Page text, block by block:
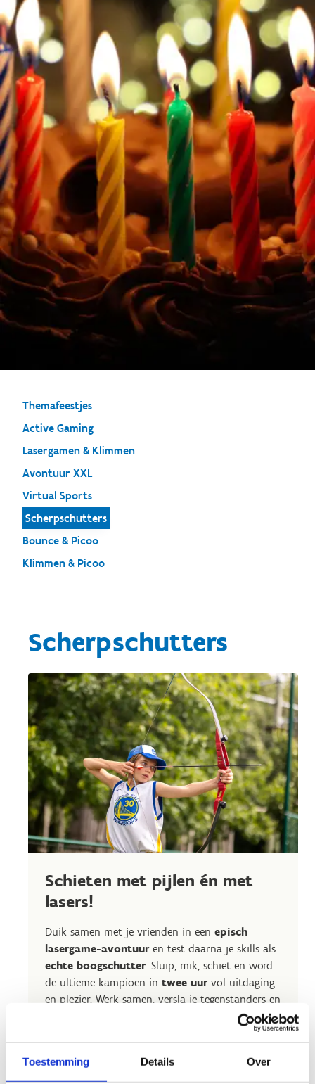
Toestemming Details Over
Themafeestjes
Active Gaming
Lasergamen & Klimmen
Avontuur XXL
Virtual Sports
Scherpschutters
Bounce & Picoo
Klimmen & Picoo
Scherpschutters
Schieten met pijlen én met
lasers!
Duik samen met je vrienden in een episch
lasergame-avontuur en test daarna je skills als
echte boogschutter. Sluip, mik, schiet en word
de ultieme kampioen in twee uurvol uitdaging
en plezier. Werk samen, versla je tegenstanders en
beleef een feestje dat je niet snel zal vergeten.
Achteraf ga je
aan tafel in Sportcafetaria
Torenbosvoor een hapje en een drankje. Geef